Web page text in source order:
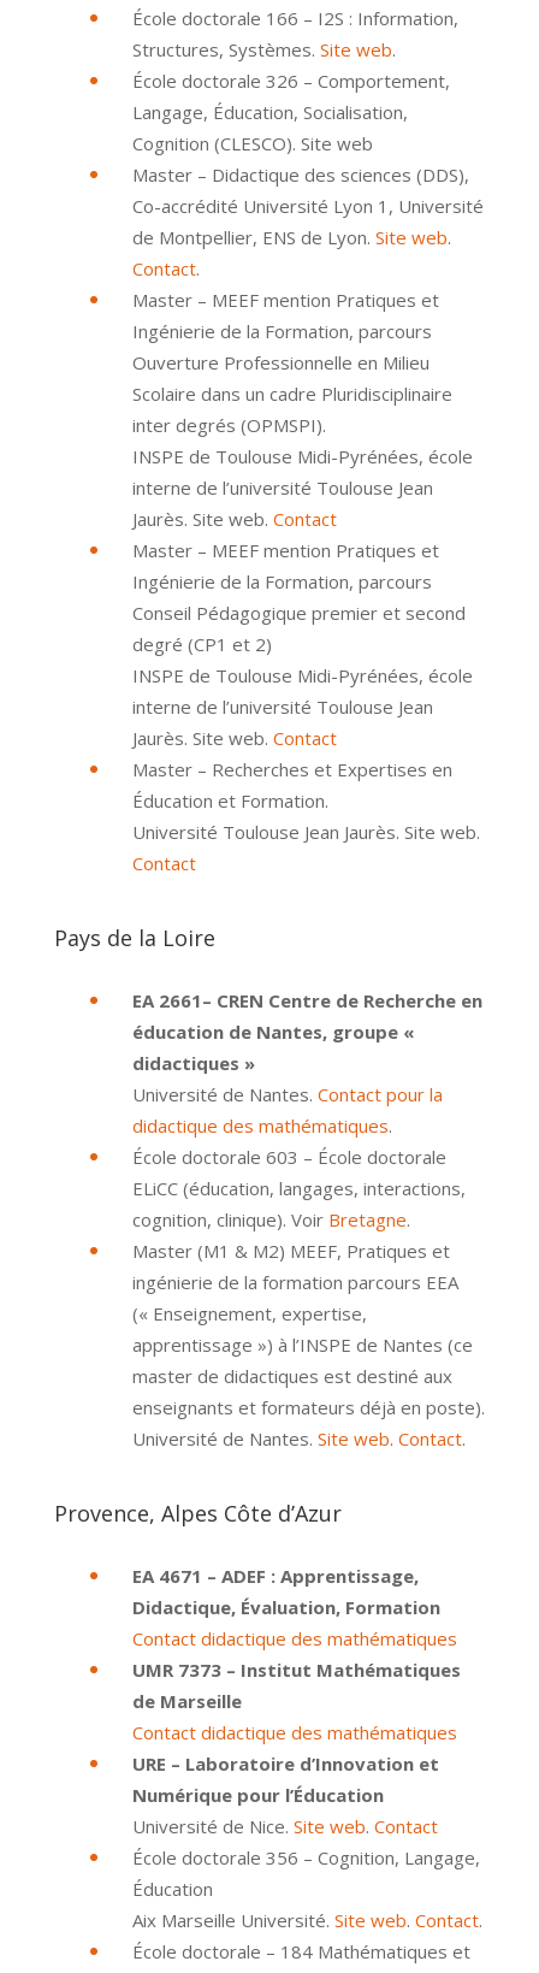
École doctorale 166 – I2S : Information,
Structures, Systèmes. Site web.
École doctorale 326 – Comportement,
Langage, Éducation, Socialisation,
Cognition (CLESCO). Site web
Master – Didactique des sciences (DDS),
Co-accrédité Université Lyon 1, Université
de Montpellier, ENS de Lyon. Site web.
Contact.
Master – MEEF mention Pratiques et
Ingénierie de la Formation, parcours
Ouverture Professionnelle en Milieu
Scolaire dans un cadre Pluridisciplinaire
inter degrés (OPMSPI).
INSPE de Toulouse Midi-Pyrénées, école
interne de l’université Toulouse Jean
Jaurès. Site web. Contact
Master – MEEF mention Pratiques et
Ingénierie de la Formation, parcours
Conseil Pédagogique premier et second
degré (CP1 et 2)
INSPE de Toulouse Midi-Pyrénées, école
interne de l’université Toulouse Jean
Jaurès. Site web. Contact
Master – Recherches et Expertises en
Éducation et Formation.
Université Toulouse Jean Jaurès. Site web.
Contact
Pays de la Loire
EA 2661– CREN Centre de Recherche en
éducation de Nantes, groupe «
didactiques »
Université de Nantes. Contact pour la
didactique des mathématiques.
École doctorale 603 – École doctorale
ELiCC (éducation, langages, interactions,
cognition, clinique). Voir Bretagne.
Master (M1 & M2) MEEF, Pratiques et
ingénierie de la formation parcours EEA
(« Enseignement, expertise,
apprentissage ») à l’INSPE de Nantes (ce
master de didactiques est destiné aux
enseignants et formateurs déjà en poste).
Université de Nantes. Site web. Contact.
Provence, Alpes Côte d’Azur
EA 4671 – ADEF : Apprentissage,
Didactique, Évaluation, Formation
Contact didactique des mathématiques
UMR 7373 – Institut Mathématiques
de Marseille
Contact didactique des mathématiques
URE – Laboratoire d’Innovation et
Numérique pour l’Éducation
Université de Nice. Site web. Contact
École doctorale 356 – Cognition, Langage,
Éducation
Aix Marseille Université. Site web. Contact.
École doctorale – 184 Mathématiques et